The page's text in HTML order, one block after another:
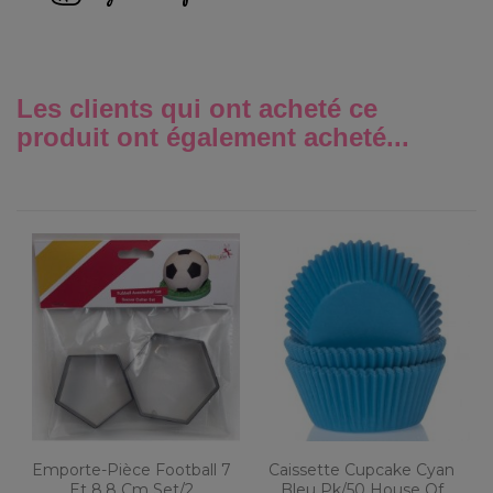
Les clients qui ont acheté ce
produit ont également acheté...
Emporte-Pièce Football 7
Caissette Cupcake Cyan